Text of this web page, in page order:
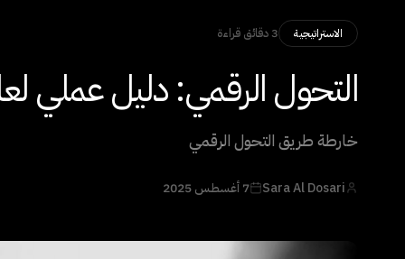
الاستراتيجية 3 دقائق قراءة
التحول الرقمي: دليل عملي لعام
خارطة طريق التحول الرقمي
Sara Al Dosari 7 أغسطس 2025